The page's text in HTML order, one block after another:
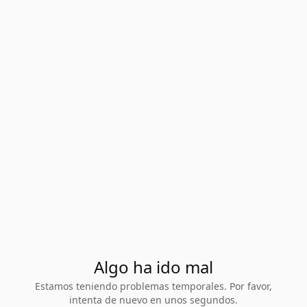
Algo ha ido mal
Estamos teniendo problemas temporales. Por favor,
intenta de nuevo en unos segundos.